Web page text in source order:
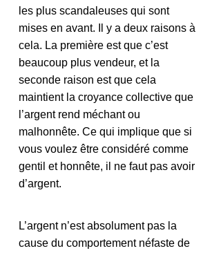
les plus scandaleuses qui sont
mises en avant. Il y a deux raisons à
cela. La première est que c’est
beaucoup plus vendeur, et la
seconde raison est que cela
maintient la croyance collective que
l’argent rend méchant ou
malhonnête. Ce qui implique que si
vous voulez être considéré comme
gentil et honnête, il ne faut pas avoir
d’argent.
L’argent n’est absolument pas la
cause du comportement néfaste de